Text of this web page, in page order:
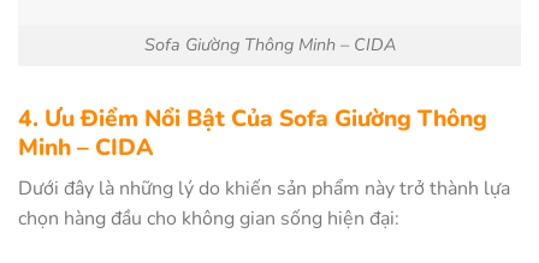
Sofa Giường Thông Minh – CIDA
4. Ưu Điểm Nổi Bật Của Sofa Giường Thông
Minh – CIDA
Dưới đây là những lý do khiến sản phẩm này trở thành lựa
chọn hàng đầu cho không gian sống hiện đại: